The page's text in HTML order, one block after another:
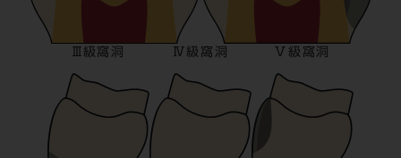
Ⅲ級窩洞 Ⅳ級窩洞 Ⅴ級窩洞